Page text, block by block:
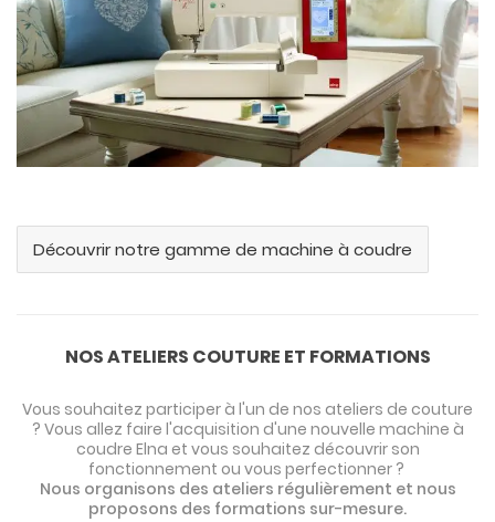
Découvrir notre gamme de machine à coudre
NOS ATELIERS COUTURE ET FORMATIONS
Vous souhaitez participer à l'un de nos ateliers de couture
? Vous allez faire l'acquisition d'une nouvelle machine à
coudre Elna et vous souhaitez découvrir son
fonctionnement ou vous perfectionner ?
Nous organisons des ateliers régulièrement et nous
proposons des formations sur-mesure.